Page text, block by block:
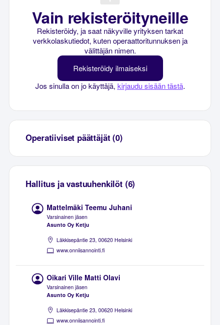
Vain rekisteröityneille
Rekisteröidy, ja saat näkyville yrityksen tarkat
verkkolaskutiedot, kuten operaattoritunnuksen ja
välittäjän nimen.
Rekisteröidy ilmaiseksi
Jos sinulla on jo käyttäjä, kirjaudu sisään tästä.
Operatiiviset päättäjät (0)
Hallitus ja vastuuhenkilöt (6)
Mattelmäki Teemu Juhani
Varsinainen jäsen
Asunto Oy Ketju
Läkkisepäntie 23, 00620 Helsinki
www.onniisannointi.fi
Oikari Ville Matti Olavi
Varsinainen jäsen
Asunto Oy Ketju
Läkkisepäntie 23, 00620 Helsinki
www.onniisannointi.fi